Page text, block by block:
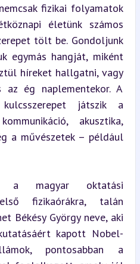
fizikai folyamatok
életünk számos
tölt be. Gondoljunk
egymás hangját, miként
híreket hallgatni, vagy
ég naplementekor. A
játszik a
akusztika,
a művészetek – például
a magyar oktatási
fizikaórákra, talán
Békésy György neve, aki
kapott Nobel-
pontosabban a